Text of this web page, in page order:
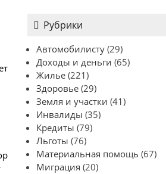
Рубрики
Автомобилисту (29)
Доходы и деньги (65)
Жилье (221)
Здоровье (29)
Земля и участки (41)
Инвалиды (35)
Кредиты (79)
Льготы (76)
Материальная помощь (67)
Миграция (20)